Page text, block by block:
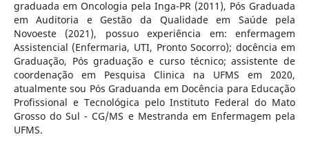
graduada em Oncologia pela Inga-PR (2011), Pós Graduada
em Auditoria e Gestão da Qualidade em Saúde pela
Novoeste (2021), possuo experiência em: enfermagem
Assistencial (Enfermaria, UTI, Pronto Socorro); docência em
Graduação, Pós graduação e curso técnico; assistente de
coordenação em Pesquisa Clinica na UFMS em 2020,
atualmente sou Pós Graduanda em Docência para Educação
Profissional e Tecnológica pelo Instituto Federal do Mato
Grosso do Sul - CG/MS e Mestranda em Enfermagem pela
UFMS.